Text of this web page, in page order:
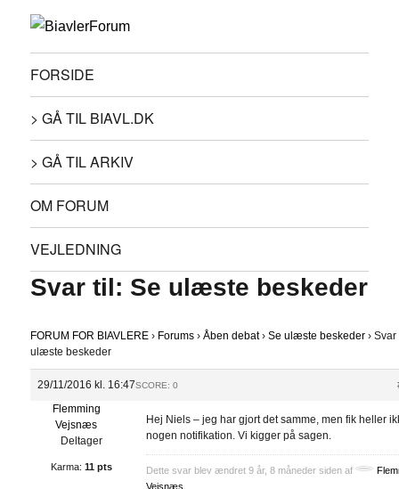
FORSIDE
> GÅ TIL BIAVL.DK
> GÅ TIL ARKIV
OM FORUM
VEJLEDNING
Svar til: Se ulæste beskeder
FORUM FOR BIAVLERE › Forums › Åben debat › Se ulæste beskeder › Svar
ulæste beskeder
29/11/2016 kl. 16:47SCORE: 0
Flemming
Vejsnæs
Deltager
Karma: 11 pts
Hej Niels – jeg har gjort det samme, men fik heller
nogen notifikation. Vi kigger på sagen.
Dette svar blev ændret 9 år, 8 måneder siden af
Vejsnæs